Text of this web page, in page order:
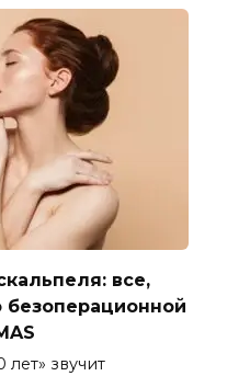
все,
безоперационной
звучит